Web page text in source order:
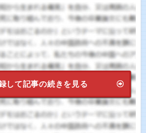
して記事の続きを見る